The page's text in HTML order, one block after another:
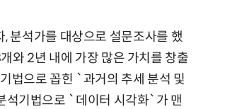
분석가를 대상으로 설문조사를 했
와 2년 내에 가장 많은 가치를 창출
법으로 꼽힌 `과거의 추세 분석 및
석기법으로 `데이터 시각화`가 맨